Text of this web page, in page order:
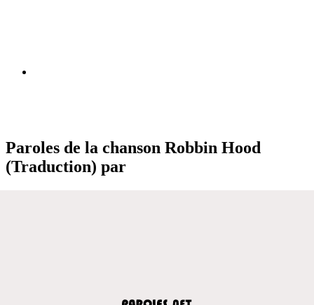
Paroles de la chanson Robbin Hood
(Traduction) par